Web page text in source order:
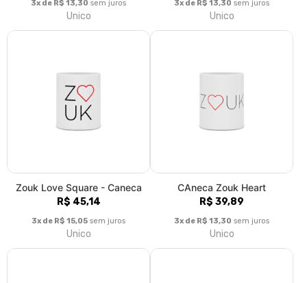
3x de R$ 13,30 sem juros
Unico
3x de R$ 13,30 sem juros
Unico
Zouk Love Square - Caneca
R$ 45,14
3x de R$ 15,05 sem juros
Unico
CAneca Zouk Heart
R$ 39,89
3x de R$ 13,30 sem juros
Unico